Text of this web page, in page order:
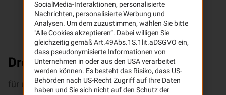
Drei gute Gründe
für unsere Privat­haft­pflicht­versicherung
SocialMedia-Interaktionen, personalisierte
Nachrichten, personalisierte Werbung und
Analysen. Um dem zuzustimmen, wählen Sie bitte
"Alle Cookies akzeptieren“. Dabei willigen Sie
gleichzeitig gemäß Art.49Abs.1S.1lit.aDSGVO ein,
dass pseudonymisierte Informationen von
Unternehmen in oder aus den USA verarbeitet
werden können. Es besteht das Risiko, dass US-
Behörden nach US-Recht Zugriff auf Ihre Daten
haben und Sie sich nicht auf den Schutz der